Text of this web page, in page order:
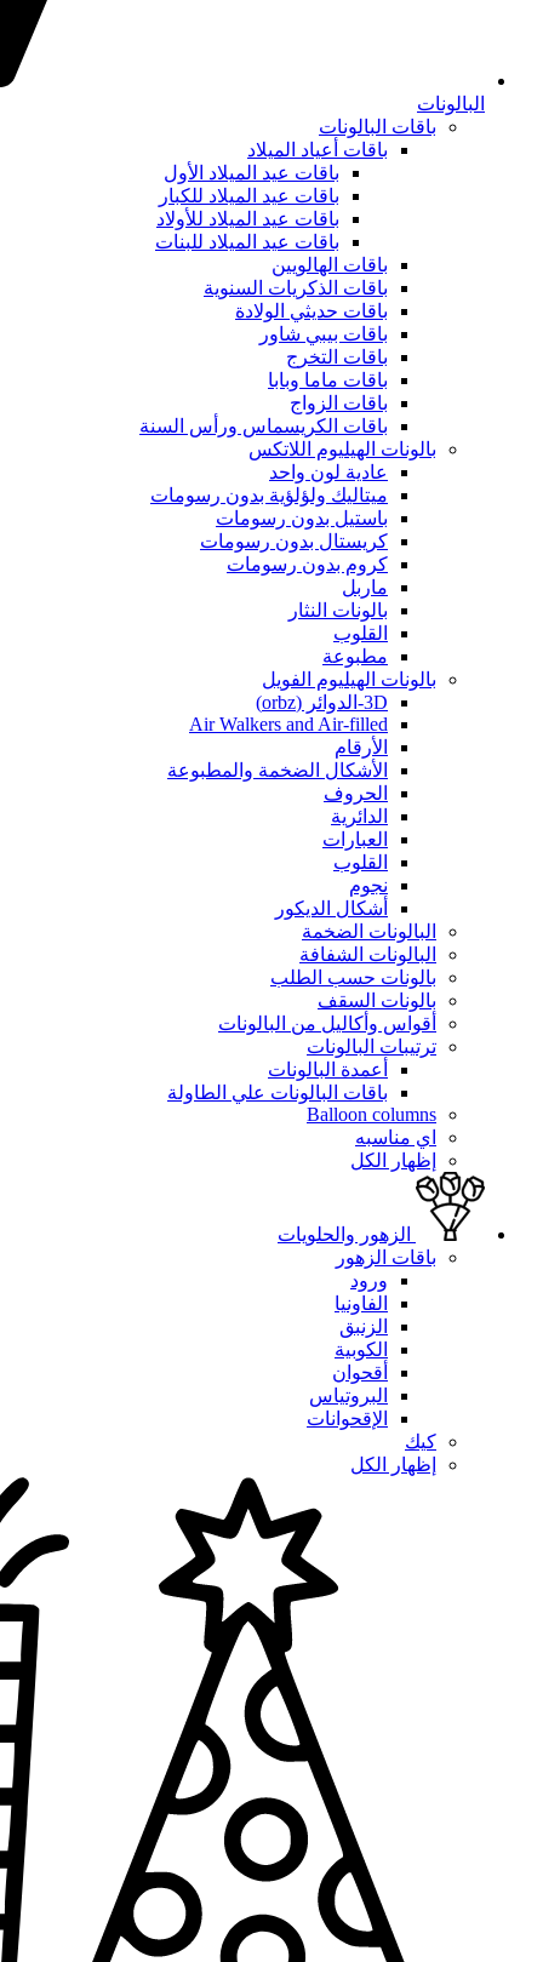
البالونات
باقات البالونات
باقات أعياد الميلاد
باقات عيد الميلاد الأول
باقات عيد الميلاد للكبار
باقات عيد الميلاد للأولاد
باقات عيد الميلاد للبنات
باقات الهالويين
باقات الذكريات السنوية
باقات حديثي الولادة
باقات بيبي شاور
باقات التخرج
باقات ماما وبابا
باقات الزواج
باقات الكريسماس ورأس السنة
بالونات الهيليوم اللاتكس
عادية لون واحد
ميتاليك ولؤلؤية بدون رسومات
باستيل بدون رسومات
كريستال بدون رسومات
كروم بدون رسومات
ماربل
بالونات النثار
القلوب
مطبوعة
بالونات الهيليوم الفويل
3D-الدوائر (orbz)
Air Walkers and Air-filled
الأرقام
الأشكال الضخمة والمطبوعة
الحروف
الدائرية
العبارات
القلوب
نجوم
أشكال الديكور
البالونات الضخمة
البالونات الشفافة
بالونات حسب الطلب
بالونات السقف
أقواس وأكاليل من البالونات
ترتيبات البالونات
أعمدة البالونات
باقات البالونات علي الطاولة
Balloon columns
اي مناسبه
إظهار الكل
الزهور والحلويات
باقات الزهور
ورود
الفاونيا
الزنبق
الكوبية
أقحوان
البروتياس
الإقحوانات
كيك
إظهار الكل